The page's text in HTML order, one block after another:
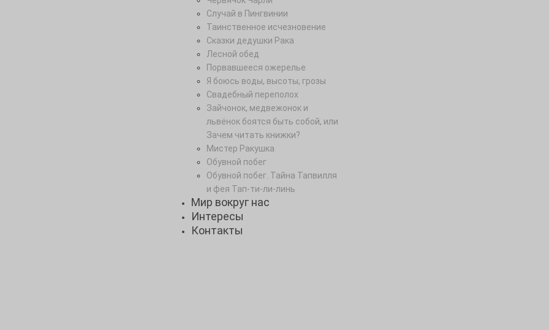
Случай в Пингвинии
Таинственное исчезновение
Сказки дедушки Рака
Лесной обед
Порвавшееся ожерелье
Я боюсь воды, высоты, грозы
Свадебный переполох
Зайчонок, медвежонок и
львёнок боятся быть собой, или
Зачем читать книжки?
Мистер Ракушка
Обувной побег
Обувной побег. Тайна Тапвилля
и фея Тап-ти-ли-линь
Мир вокруг нас
Интересы
Контакты